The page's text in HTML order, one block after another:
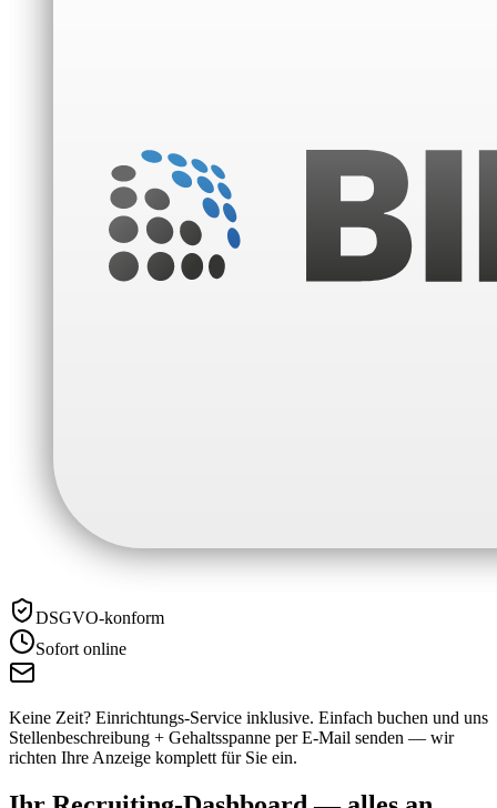
DSGVO-konform
Sofort online
Keine Zeit? Einrichtungs-Service inklusive. Einfach buchen und uns
Stellenbeschreibung + Gehaltsspanne per E-Mail senden — wir
richten Ihre Anzeige komplett für Sie ein.